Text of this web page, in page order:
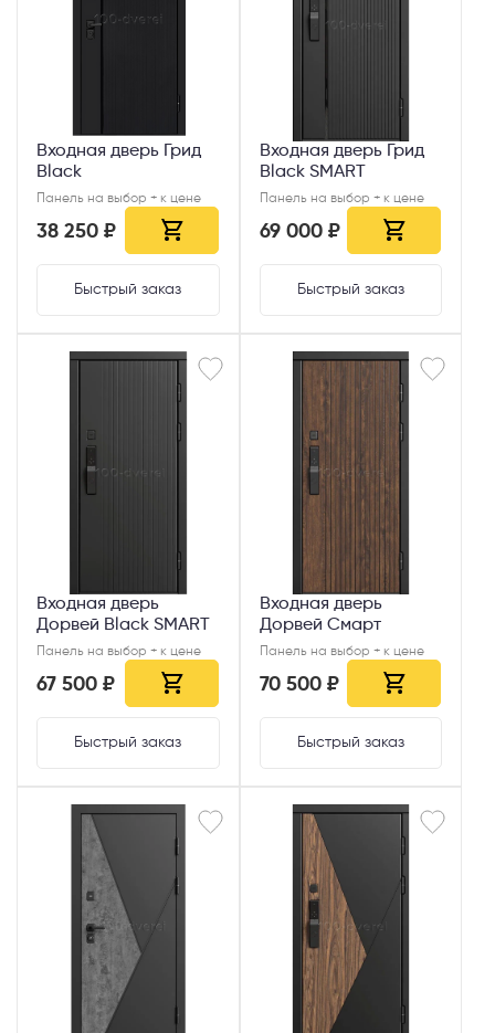
Входная дверь Грид
Black
Панель на выбор + к цене
38 250 ₽
Быстрый заказ
Входная дверь Грид
Black SMART
Панель на выбор + к цене
69 000 ₽
Быстрый заказ
Входная дверь
Дорвей Black SMART
Панель на выбор + к цене
67 500 ₽
Быстрый заказ
Входная дверь
Дорвей Смарт
Панель на выбор + к цене
70 500 ₽
Быстрый заказ